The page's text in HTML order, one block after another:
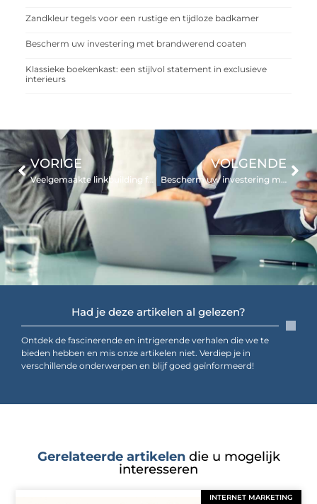
Zandkleur tegels voor een rustige en tijdloze badkamer
Bescherm uw investering met brandwerend coaten
Klassieke boekenkast: een stijlvol statement in exclusieve
interieurs
Had je deze artikelen al gelezen?
Ontdek de fascinerende en intrigerende verhalen die we te
bieden hebben en mis onze artikelen niet. Verdiep je in
verschillende onderwerpen en blijf goed geïnformeerd!
VORIGE
Veelgemaakte linkbuilding fouten
VOLGENDE
Bescherm uw investering met brandwerend coaten
Gerelateerde artikelendie u mogelijk
interesseren
INTERNET MARKETING